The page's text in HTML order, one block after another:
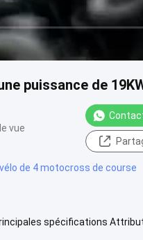
puissance de
vue
vélo de 4 motocross de course
spécifications